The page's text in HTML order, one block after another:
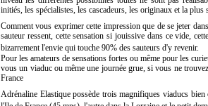
initiés, les spécialistes, les cascadeurs, les originaux et la plus
Comment vous exprimer cette impression que de se jeter
sauteur ressent, cette sensation si jouissive dans ce vide,
bizarrement l'envie qui touche 90% des sauteurs d'y revenir.
Pour les amateurs de sensations fortes ou même pour les
vous un viaduc ou même une journée grue, si vous ne
France
Adrénaline Elastique possède trois magnifiques viaducs